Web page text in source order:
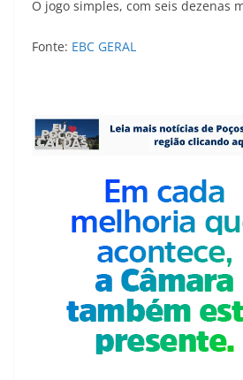
O jogo simples, com seis dezenas
Fonte: EBC GERAL